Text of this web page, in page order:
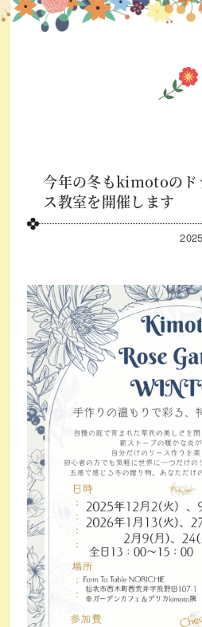
今年の冬もkimotoのド
ス教室を開催します